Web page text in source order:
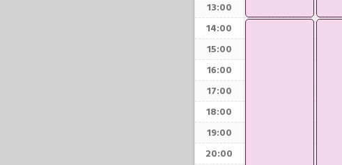
13:00
14:00
15:00
16:00
17:00
18:00
19:00
20:00